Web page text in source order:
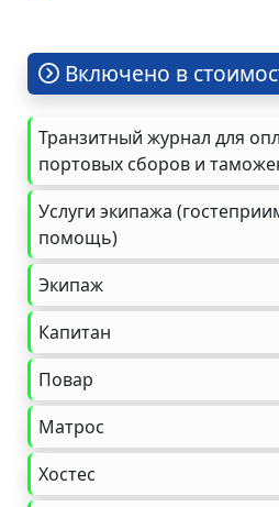
Включено в
Транзитный журнал для
портовых сборов и
Услуги экипажа
помощь)
Экипаж
Капитан
Повар
Матрос
Хостес